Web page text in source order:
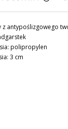
z antypoślizgowego
polipropylen
3 cm